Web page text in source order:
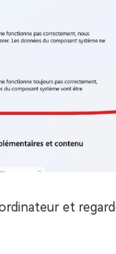
et